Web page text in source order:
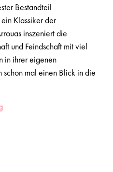
Bestandteil
Klassiker der
inszeniert die
und Feindschaft mit viel
in ihrer eigenen
schon mal einen Blick in die